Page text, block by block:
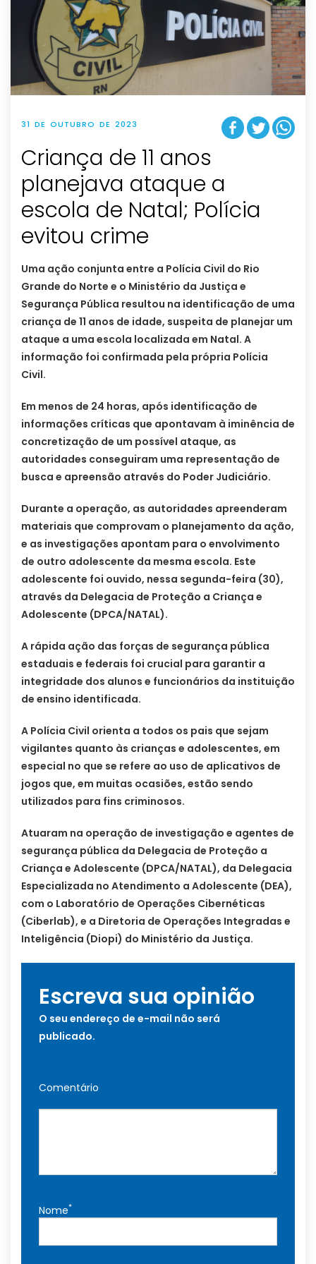
31 DE OUTUBRO DE 2023
Criança de 11 anos
planejava ataque a
escola de Natal; Polícia
evitou crime
Uma ação conjunta entre a Polícia Civil do Rio
Grande do Norte e o Ministério da Justiça e
Segurança Pública resultou na identificação de uma
criança de 11 anos de idade, suspeita de planejar um
ataque a uma escola localizada em Natal. A
informação foi confirmada pela própria Polícia
Civil.
Em menos de 24 horas, após identificação de
informações críticas que apontavam à iminência de
concretização de um possível ataque, as
autoridades conseguiram uma representação de
busca e apreensão através do Poder Judiciário.
Durante a operação, as autoridades apreenderam
materiais que comprovam o planejamento da ação,
e as investigações apontam para o envolvimento
de outro adolescente da mesma escola. Este
adolescente foi ouvido, nessa segunda-feira (30),
através da Delegacia de Proteção a Criança e
Adolescente (DPCA/NATAL).
A rápida ação das forças de segurança pública
estaduais e federais foi crucial para garantir a
integridade dos alunos e funcionários da instituição
de ensino identificada.
A Polícia Civil orienta a todos os pais que sejam
vigilantes quanto às crianças e adolescentes, em
especial no que se refere ao uso de aplicativos de
jogos que, em muitas ocasiões, estão sendo
utilizados para fins criminosos.
Atuaram na operação de investigação e agentes de
segurança pública da Delegacia de Proteção a
Criança e Adolescente (DPCA/NATAL), da Delegacia
Especializada no Atendimento a Adolescente (DEA),
com o Laboratório de Operações Cibernéticas
(Ciberlab), e a Diretoria de Operações Integradas e
Inteligência (Diopi) do Ministério da Justiça.
Escreva sua opinião
O seu endereço de e-mail não será
publicado.
Comentário
Nome*